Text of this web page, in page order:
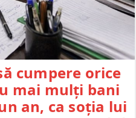
cumpere orice
mai mulți bani
an, ca soția lui